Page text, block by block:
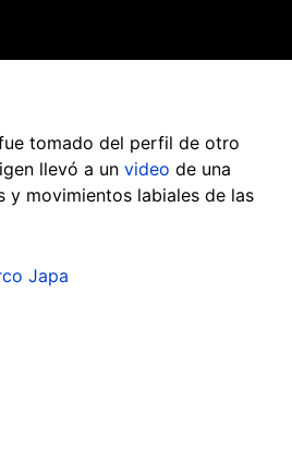
tomado del perfil de otro
llevó a un video de una
y movimientos labiales de las
Japa